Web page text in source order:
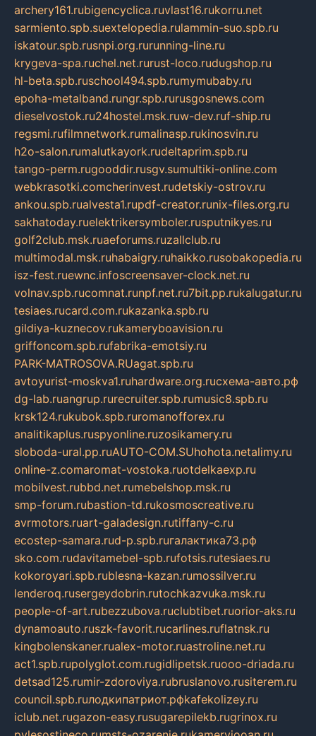
archery161.rubigencyclica.ruvlast16.rukorru.net
sarmiento.spb.suextelopedia.rulammin-suo.spb.ru
iskatour.spb.rusnpi.org.rurunning-line.ru
krygeva-spa.ruchel.net.rurust-loco.rudugshop.ru
hl-beta.spb.ruschool494.spb.rumymubaby.ru
epoha-metalband.rungr.spb.rurusgosnews.com
dieselvostok.ru24hostel.msk.ruw-dev.ruf-ship.ru
regsmi.rufilmnetwork.rumalinasp.rukinosvin.ru
h2o-salon.rumalutkayork.rudeltaprim.spb.ru
tango-perm.rugooddir.rusgv.sumultiki-online.com
webkrasotki.comcherinvest.rudetskiy-ostrov.ru
ankou.spb.rualvesta1.rupdf-creator.runix-files.org.ru
sakhatoday.ruelektrikersymboler.rusputnikyes.ru
golf2club.msk.ruaeforums.ruzallclub.ru
multimodal.msk.ruhabaigry.ruhaikko.rusobakopedia.ru
isz-fest.ruewnc.infoscreensaver-clock.net.ru
volnav.spb.rucomnat.runpf.net.ru7bit.pp.rukalugatur.ru
tesiaes.rucard.com.rukazanka.spb.ru
gildiya-kuznecov.rukameryboavision.ru
griffoncom.spb.rufabrika-emotsiy.ru
PARK-MATROSOVA.RUagat.spb.ru
avtoyurist-moskva1.ruhardware.org.ruсхема-авто.рф
dg-lab.ruangrup.rurecruiter.spb.rumusic8.spb.ru
krsk124.rukubok.spb.ruromanofforex.ru
analitikaplus.ruspyonline.ruzosikamery.ru
sloboda-ural.pp.ruAUTO-COM.SUhohota.netalimy.ru
online-z.comaromat-vostoka.ruotdelkaexp.ru
mobilvest.rubbd.net.rumebelshop.msk.ru
smp-forum.rubastion-td.rukosmoscreative.ru
avrmotors.ruart-galadesign.rutiffany-c.ru
ecostep-samara.rud-p.spb.ruгалактика73.рф
sko.com.rudavitamebel-spb.rufotsis.rutesiaes.ru
kokoroyari.spb.rublesna-kazan.rumossilver.ru
lenderoq.rusergeydobrin.rutochkazvuka.msk.ru
people-of-art.rubezzubova.ruclubtibet.ruorior-aks.ru
dynamoauto.ruszk-favorit.rucarlines.ruflatnsk.ru
kingbolenskaner.rualex-motor.ruastroline.net.ru
act1.spb.rupolyglot.com.rugidlipetsk.ruooo-driada.ru
detsad125.rumir-zdoroviya.rubruslanovo.rusiterem.ru
council.spb.ruлодкипатриот.рфkafekolizey.ru
iclub.net.rugazon-easy.rusugarepilekb.rugrinox.ru